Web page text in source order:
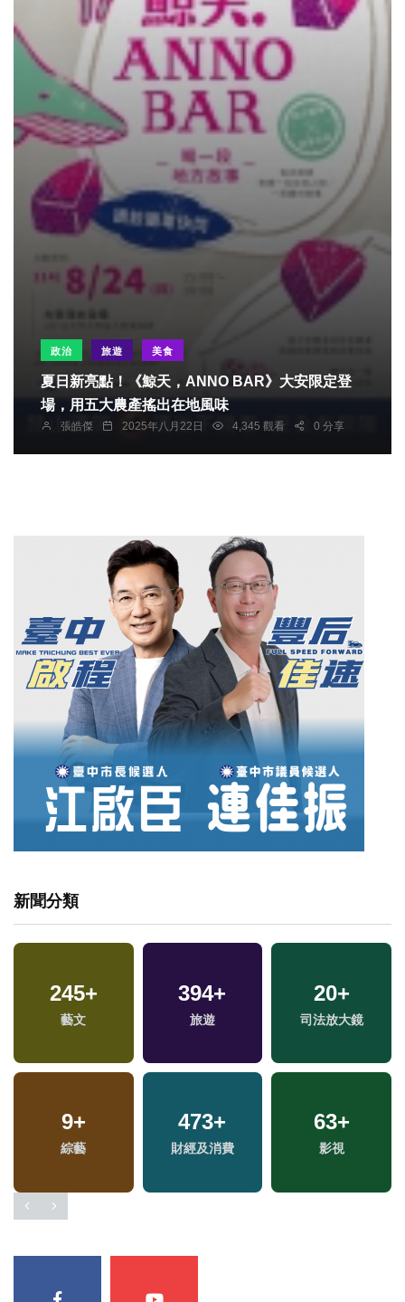
政治 旅遊 美食
夏日新亮點！《鯨天，ANNO BAR》大安限定登
場，用五大農產搖出在地風味
張皓傑 2025年八月22日 4,345 觀看 0 分享
新聞分類
245+
藝文
394+
旅遊
20+
司法放大鏡
9+
綜藝
473+
財經及消費
63+
影視
1+
2023金鐘獎
1320+
社會
13+
海峽論壇專區
541+
健康及醫療
1042+
政治
36 +
兩岸道教文化交流專